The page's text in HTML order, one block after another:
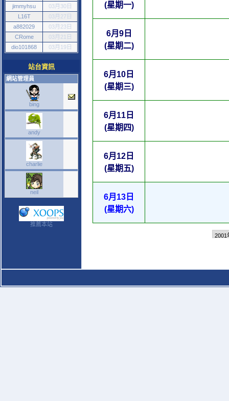
jimmyhsu
03月30日
L16T
03月27日
a882029
03月23日
CRome
03月21日
dio101868
03月19日
站台資訊
網站管理員
bing
andy
charlie
neil
推薦本站
(星期一)
6月9日
(星期二)
6月10日
(星期三)
6月11日
(星期四)
6月12日
(星期五)
6月13日
(星期六)